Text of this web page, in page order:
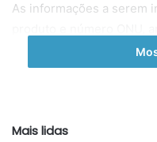
As informações a serem
viagem foi realizada,
como estado e cidade
30 de setembro,
Mais lidas